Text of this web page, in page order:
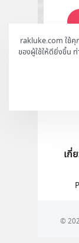
rakluke.com ใช้คุ
ของผู้ใช้ให้ดียิ่งขึ้น ท่
เกี่
©